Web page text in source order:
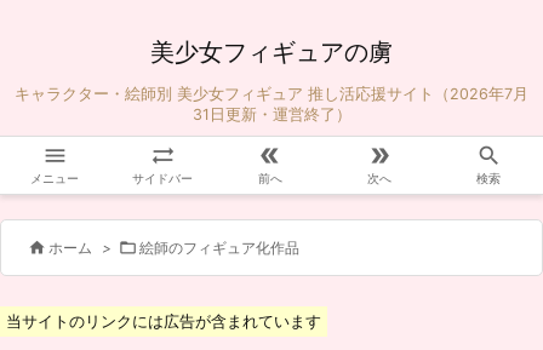
美少女フィギュアの虜
キャラクター・絵師別 美少女フィギュア 推し活応援サイト（2026年7月
31日更新・運営終了）

メニュー

サイドバー

前へ

次へ

検索
 ホーム >  絵師のフィギュア化作品
当サイトのリンクには広告が含まれています